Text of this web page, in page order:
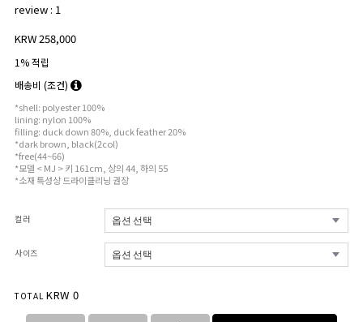
review : 1
KRW 258,000
1% 적립
배송비 (조건)
*shell: polyester 100%
lining: nylon 100%
filling: duck down 80%, duck feather 20%
*dark brown, black(2col)
*free(44~66)
*모델 < MJ > 키 161cm, 상의 44, 하의 55
*소재 특성상 드라이클리닝 권장
컬러
사이즈
TOTAL KRW 0